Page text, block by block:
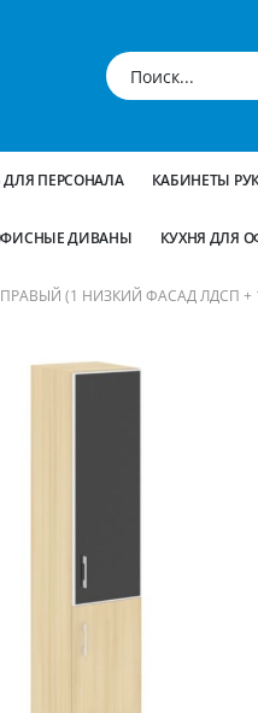
ПЕРСОНАЛА КАБИНЕТЫ
ДИВАНЫ КУХНЯ ДЛЯ
(1 НИЗКИЙ ФАСАД ЛДСП + 1